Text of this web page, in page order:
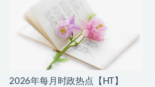
2026年每月时政热点【HT】